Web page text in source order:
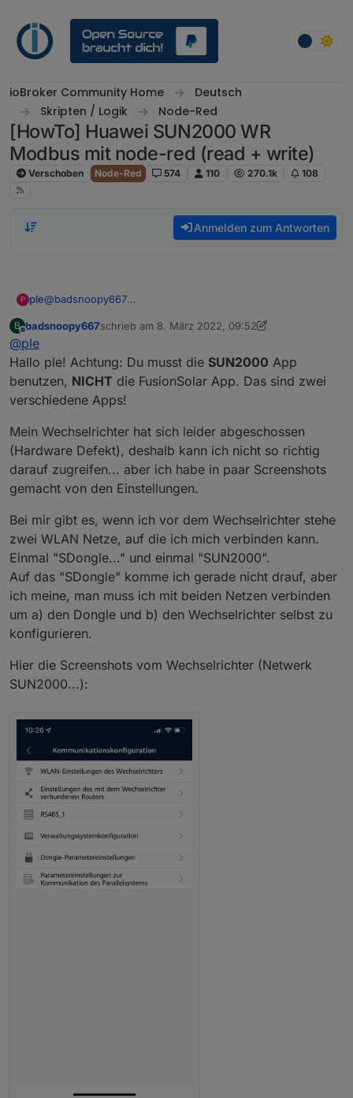
ioBroker Community Home
Deutsch
Skripten / Logik
Node-Red
[HowTo] Huawei SUN2000 WR
Modbus mit node-red (read + write)
Verschoben Node-Red 574 110 270.1k 108
Anmelden zum Antworten
P ple@badsnoopy667
ich hänge gerade dabei meinen ktl30-m3 und den Dongle
Anscheinend bekomme ich jedoch keine Verbindung, und
ehrlich, ich bin mir nicht sicher, welche Einstellungen in
Fusion solar gemacht werden müssen. Kannst du deine
vielleicht mal posten?
Gruß und Danke
node-red.0
2022-03-08 09:51:01.663	warn	8 Mar 08:51:01
node-red.0
2022-03-08 09:51:01.662	warn	8 Mar 08:51:01
2022-03-08 09:50:59.661	warn	8 Mar 08:50:59
node-red.0
2022-03-08 09:50:59.660	warn	8 Mar 08:50:59
node-red.0
2022-03-08 09:50:58.666	warn	8 Mar 08:50:58
2022-03-08 09:50:56.663	warn	8 Mar 08:50:56
node-red.0
2022-03-08 09:50:56.662	warn	8 Mar 08:50:56
node-red.0
2022-03-08 09:50:54.660	warn	8 Mar 08:50:54
node-red.0
B
Offline
badsnoopy667schrieb am 8. März 2022, 09:52
zuletzt editiert von badsnoopy667
@ple
Hallo ple! Achtung: Du musst die SUN2000 App
benutzen, NICHT die FusionSolar App. Das sind zwei
verschiedene Apps!
Mein Wechselrichter hat sich leider abgeschossen
(Hardware Defekt), deshalb kann ich nicht so richtig
darauf zugreifen... aber ich habe in paar Screenshots
gemacht von den Einstellungen.
Bei mir gibt es, wenn ich vor dem Wechselrichter stehe
zwei WLAN Netze, auf die ich mich verbinden kann.
Einmal "SDongle..." und einmal "SUN2000".
Auf das "SDongle" komme ich gerade nicht drauf, aber
ich meine, man muss ich mit beiden Netzen verbinden
um a) den Dongle und b) den Wechselrichter selbst zu
konfigurieren.
Hier die Screenshots vom Wechselrichter (Netwerk
SUN2000...):